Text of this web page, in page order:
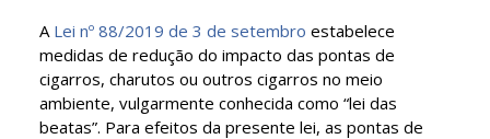
A Lei nº 88/2019 de 3 de setembro estabelece
medidas de redução do impacto das pontas de
cigarros, charutos ou outros cigarros no meio
ambiente, vulgarmente conhecida como “lei das
beatas”. Para efeitos da presente lei, as pontas de